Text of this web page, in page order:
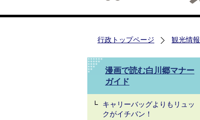
行政トップページ 観光情報
漫画で読む白川郷マナー
ガイド
キャリーバッグよりもリュッ
クがイチバン！